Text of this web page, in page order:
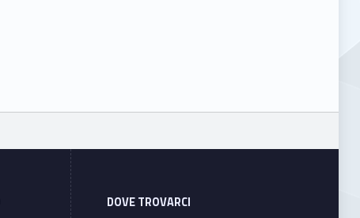
DOVE TROVARCI